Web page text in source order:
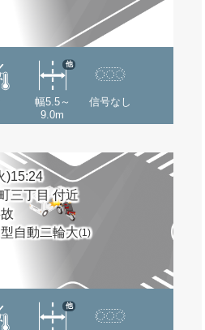
幅5.5～
9.0m
他
信号なし
)15:24
三丁目 付近
自動二輪大(1)
他